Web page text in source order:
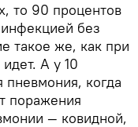
то 90 процентов
без
такое же, как при
А у 10
пневмония, когда
поражения
― ковидной,